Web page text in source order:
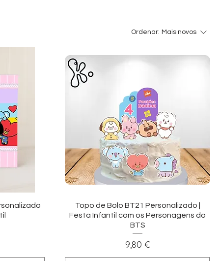
Ordenar: Mais novos
Visualização rápida
Topo de Bolo BT21 Personalizado |
Festa Infantil com os Personagens do
BTS
Preço
9,80 €